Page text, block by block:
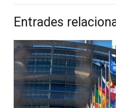
Entrades